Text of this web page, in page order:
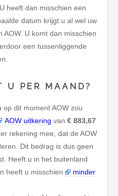
heeft dan misschien een
datum krijgt u al wel uw
AOW. U komt dan misschien
een tussenliggende
U PER MAAND?
op dit moment AOW zou
AOW uitkering van € 883,67
rekening mee, dat de AOW
Dit bedrag is dus geen
Heeft u in het buitenland
heeft u misschien
minder